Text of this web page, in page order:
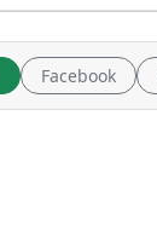
Facebook